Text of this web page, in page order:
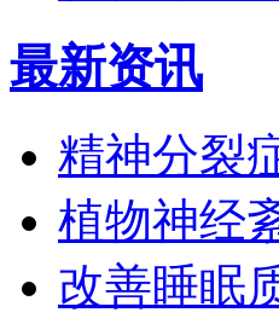
最新资讯
精神分裂
植物神经
改善睡眠